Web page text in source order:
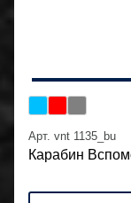
Арт. vnt 1135_bu
Карабин